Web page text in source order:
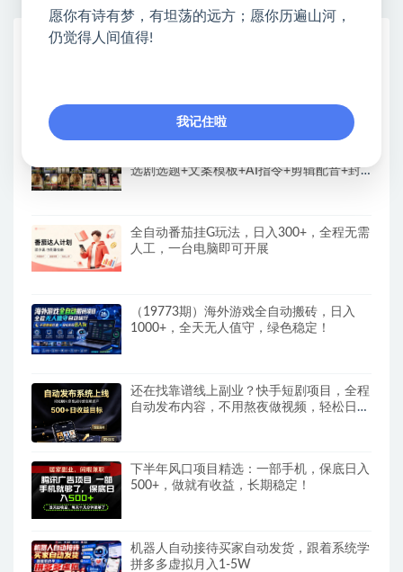
热门课程展示
落地
选剧选题+文案模板+AI指令+剪辑配音+封
全自动番茄挂G玩法，日入300+，全程无需
人工，一台电脑即可开展
（19773期）海外游戏全自动搬砖，日入
1000+，全天无人值守，绿色稳定！
还在找靠谱线上副业？快手短剧项目，全程
自动发布内容，不用熬夜做视频，轻松日入
下半年风口项目精选：一部手机，保底日入
500+，做就有收益，长期稳定！
机器人自动接待买家自动发货，跟着系统学
拼多多虚拟月入1-5W
愿你有诗有梦，有坦荡的远方；愿你历遍山河，
仍觉得人间值得!
我记住啦